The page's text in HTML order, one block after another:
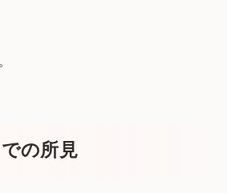
の所見